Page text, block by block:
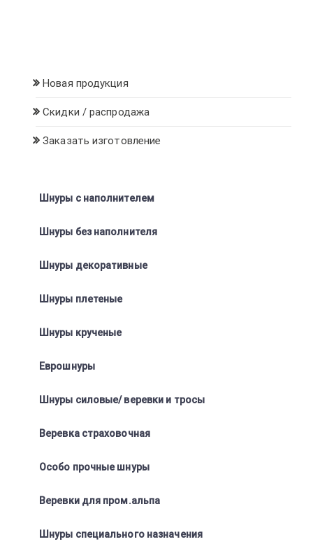
Новая продукция
Скидки / распродажа
Заказать изготовление
Шнуры с наполнителем
Шнуры без наполнителя
Шнуры декоративные
Шнуры плетеные
Шнуры крученые
Еврошнуры
Шнуры силовые/ веревки и тросы
Веревка страховочная
Особо прочные шнуры
Веревки для пром.альпа
Шнуры специального назначения